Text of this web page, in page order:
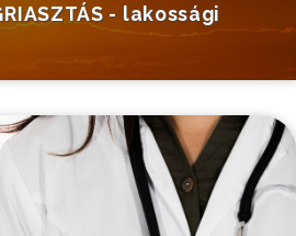
- lakossági